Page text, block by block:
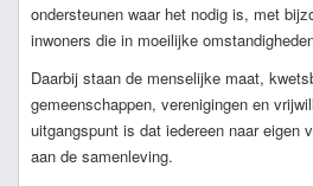
ondersteunen waar het nodig is, met
inwoners die in moeilijke
Daarbij staan de menselijke maat,
gemeenschappen, verenigingen en
uitgangspunt is dat iedereen naar eigen
aan de samenleving.